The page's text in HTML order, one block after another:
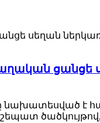
ցանցե
նախատեսված